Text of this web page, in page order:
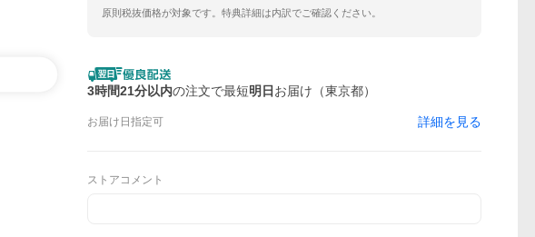
原則税抜価格が対象です。特典詳細は内訳でご確認ください。
3時間21分以内の注文で最短明日 お届け（東京都）
お届け日指定可 詳細を見る
ストアコメント